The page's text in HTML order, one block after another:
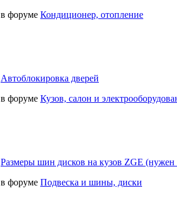
в форуме Кондиционер, отопление
Автоблокировка дверей
в форуме Кузов, салон и
Размеры шин дисков на кузов ZGE (нужен
в форуме Подвеска и шины, диски